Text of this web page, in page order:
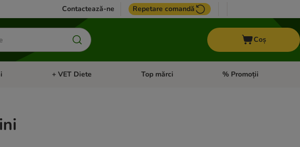
Contactează-ne Repetare comandă
Coș
Animale mici
meniul cu categorii: Pești
Deschideți meniul cu categorii: Cai
+ VET Diete Deschideți meniul cu categorii: + VET Diete
Top mărci Deschideți meniul cu
% Promoții